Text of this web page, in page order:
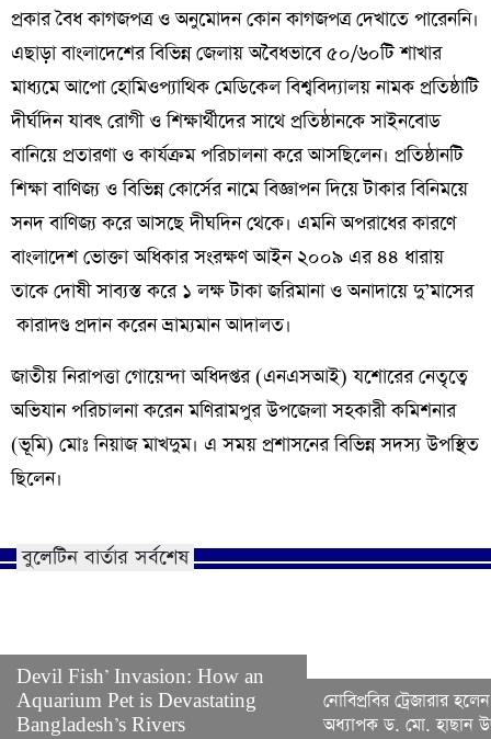
প্রকার বৈধ কাগজপত্র ও অনুমোদন কোন কাগজপত্র দেখাতে পারেননি।
এছাড়া বাংলাদেশের বিভিন্ন জেলায় অবৈধভাবে ৫০/৬০টি শাখার
মাধ্যমে আপো হোমিওপ্যাথিক মেডিকেল বিশ্ববিদ্যালয় নামক প্রতিষ্ঠাটি
দীর্ঘদিন যাবৎ রোগী ও শিক্ষার্থীদের সাথে প্রতিষ্ঠানকে সাইনবোড
বানিয়ে প্রতারণা ও কার্যক্রম পরিচালনা করে আসছিলেন। প্রতিষ্ঠানটি
শিক্ষা বাণিজ্য ও বিভিন্ন কোর্সের নামে বিজ্ঞাপন দিয়ে টাকার বিনিময়ে
সনদ বাণিজ্য করে আসছে দীঘদিন থেকে। এমনি অপরাধের কারণে
বাংলাদেশ ভোক্তা অধিকার সংরক্ষণ আইন ২০০৯ এর ৪৪ ধারায়
তাকে দোষী সাব্যস্ত করে ১ লক্ষ টাকা জরিমানা ও অনাদায়ে দু’মাসের
কারাদণ্ড প্রদান করেন ভ্রাম্যমান আদালত।
জাতীয় নিরাপত্তা গোয়েন্দা অধিদপ্তর (এনএসআই) যশোরের নেতৃত্বে
অভিযান পরিচালনা করেন মণিরামপুর উপজেলা সহকারী কমিশনার
(ভূমি) মোঃ নিয়াজ মাখদুম। এ সময় প্রশাসনের বিভিন্ন সদস্য উপস্থিত
ছিলেন।
বুলেটিন বার্তার সর্বশেষ
Devil Fish’ Invasion: How an
Aquarium Pet is Devastating
Bangladesh’s Rivers
নোবিপ্রবির ট্রেজারার
অধ্যাপক ড. মো. হাছান